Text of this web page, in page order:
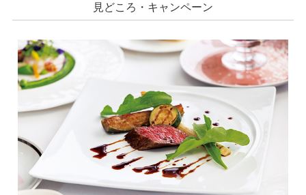
見どころ・キャンペーン